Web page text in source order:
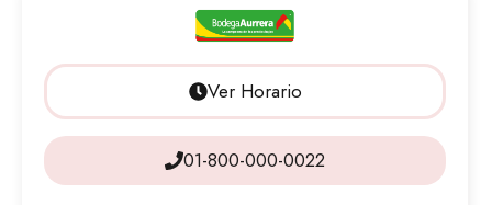
Ver Horario
01-800-000-0022